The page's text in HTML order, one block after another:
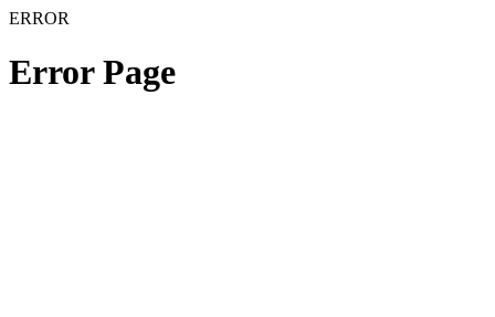
ERROR
Error Page